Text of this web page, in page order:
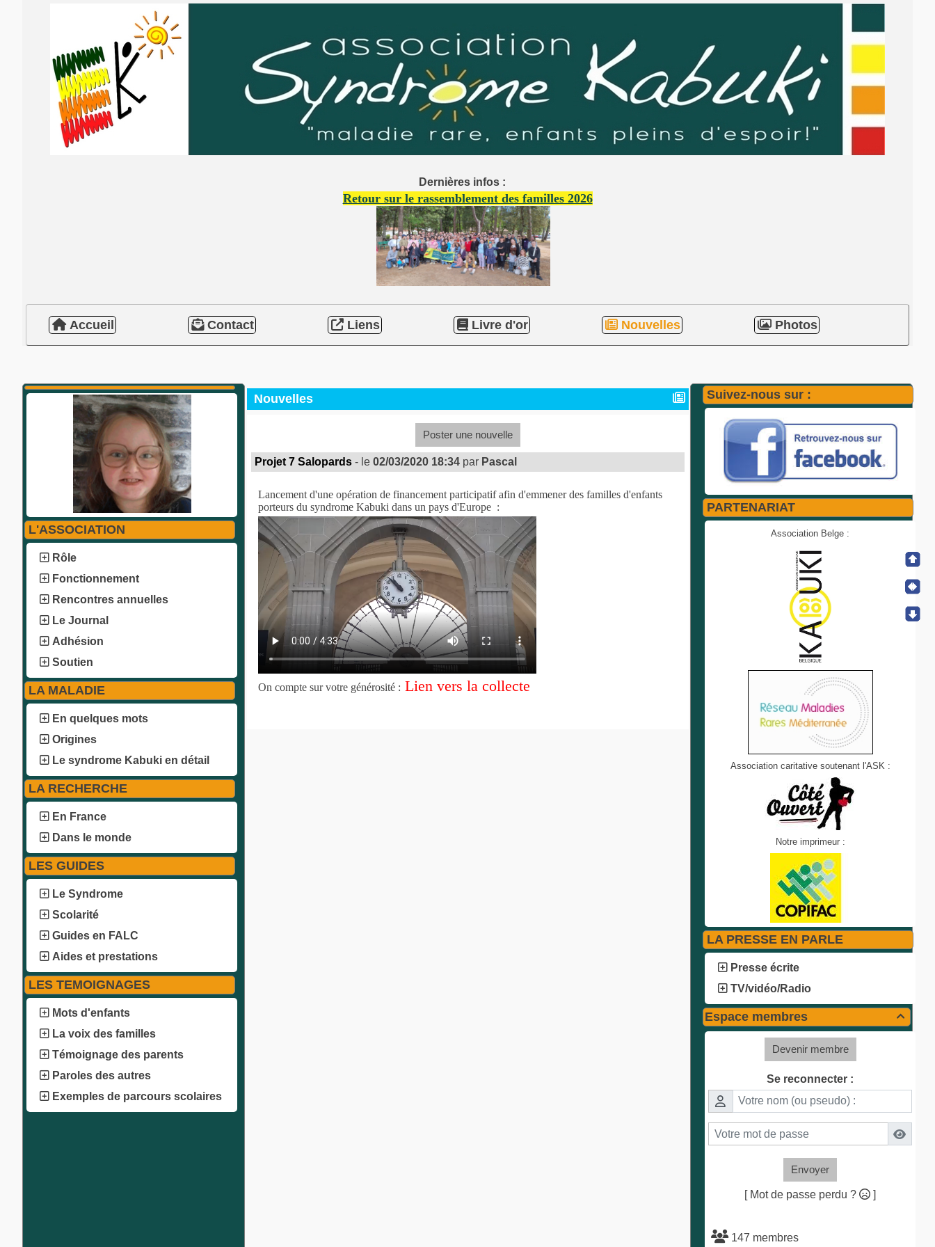
Dernières infos :
Retour sur le rassemblement des familles 2026
Accueil Contact Liens Livre d'or Nouvelles Photos
L'ASSOCIATION
Rôle
Fonctionnement
Rencontres annuelles
Le Journal
Adhésion
Soutien
LA MALADIE
En quelques mots
Origines
Le syndrome Kabuki en détail
LA RECHERCHE
En France
Dans le monde
LES GUIDES
Le Syndrome
Scolarité
Guides en FALC
Aides et prestations
LES TEMOIGNAGES
Mots d'enfants
La voix des familles
Témoignage des parents
Paroles des autres
Exemples de parcours scolaires
Nouvelles
Poster une nouvelle
Projet 7 Salopards - le 02/03/2020 18:34par Pascal
Lancement d'une opération de financement participatif afin d'emmener des familles d'enfants
porteurs du syndrome Kabuki dans un pays d'Europe :
On compte sur votre générosité : Lien vers la collecte
Suivez-nous sur :
PARTENARIAT
Association Belge :
Association caritative soutenant l'ASK :
Notre imprimeur :
LA PRESSE EN PARLE
Presse écrite
TV/vidéo/Radio

Espace membres
Devenir membre
Se reconnecter :
Envoyer
[ Mot de passe perdu ? ]
147 membres